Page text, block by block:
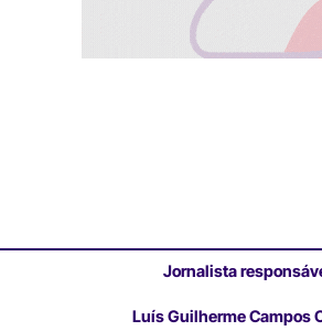
Jornalista
Luís Guilherme Campos